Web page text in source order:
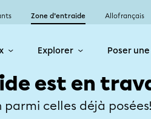
Zone d’entraide Allofrançais
Explorer Poser
est en
celles déjà